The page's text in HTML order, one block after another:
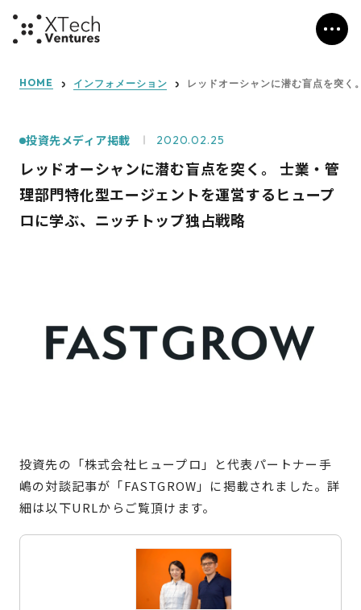
HOME インフォメーション レッドオーシャンに潜む盲点を突く
投資先メディア掲載 2020.02.25
レッドオーシャンに潜む盲点を突く。 士業・管
理部門特化型エージェントを運営するヒュープ
ロに学ぶ、ニッチトップ独占戦略
投資先の「株式会社ヒュープロ」と代表パートナー手
嶋の対談記事が「FASTGROW」に掲載されました。詳
細は以下URLからご覧頂けます。